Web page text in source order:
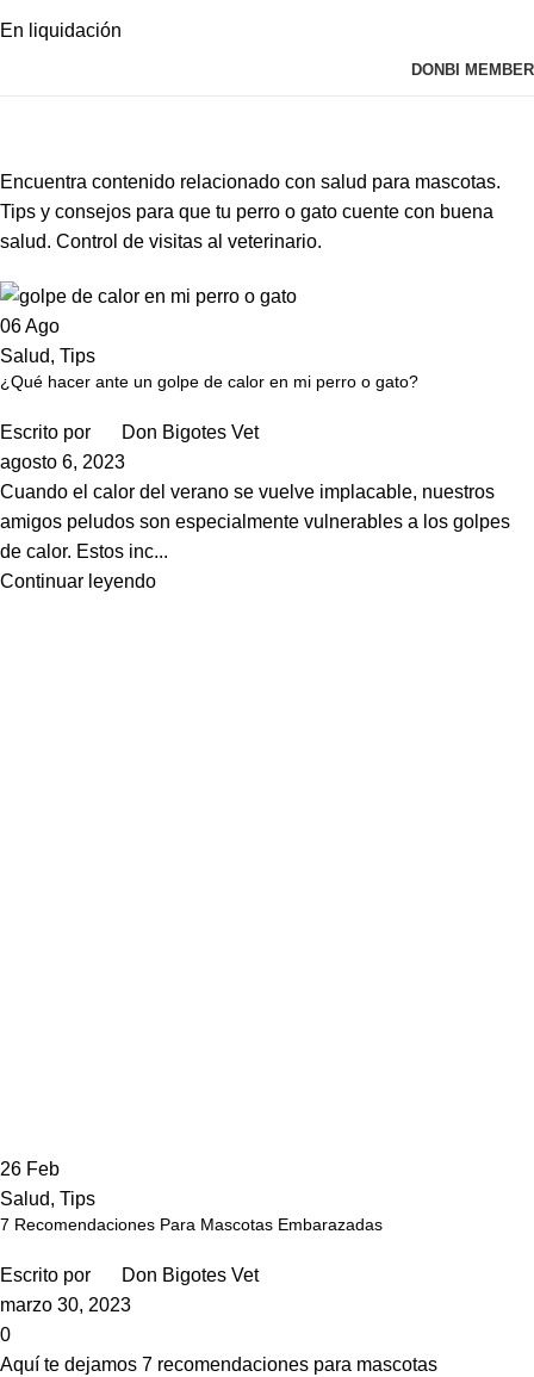
En liquidación
DONBI MEMBER
Encuentra contenido relacionado con salud para mascotas.
Tips y consejos para que tu perro o gato cuente con buena
salud. Control de visitas al veterinario.
06Ago
Salud, Tips
¿Qué hacer ante un golpe de calor en mi perro o gato?
Escrito por
Don Bigotes Vet
agosto 6, 2023
Cuando el calor del verano se vuelve implacable, nuestros
amigos peludos son especialmente vulnerables a los golpes
de calor. Estos inc...
Continuar leyendo
26 Feb
Salud, Tips
7 Recomendaciones Para Mascotas Embarazadas
Escrito por
Don Bigotes Vet
marzo 30, 2023
0
Aquí te dejamos 7 recomendaciones para mascotas